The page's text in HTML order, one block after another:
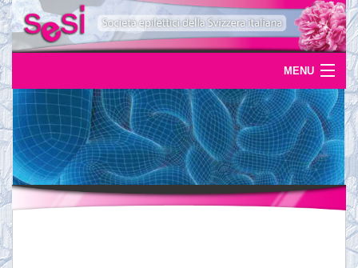
MENU
Home
Uscite
Eventi
News